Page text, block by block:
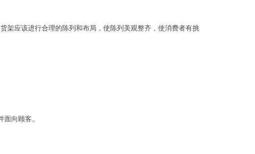
应该进行合理的陈列和布局，使陈列美观整齐，使消费者有挑
向顾客。